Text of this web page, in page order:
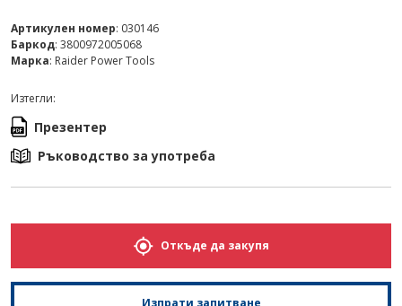
Артикулен номер: 030146
Баркод: 3800972005068
Марка: Raider Power Tools
Изтегли:
Презентер
Ръководство за употреба
Откъде да закупя
Изпрати запитване